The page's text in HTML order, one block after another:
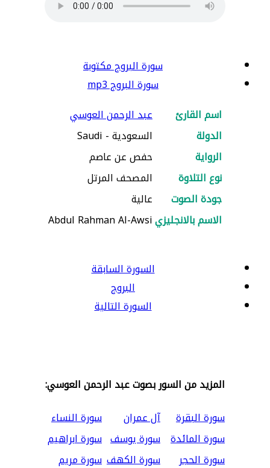
سورة البروج مكتوبة
سورة البروج mp3
اسم القارئ
عبد الرحمن العوسي
الدولة
السعودية - Saudi
الرواية
حفص عن عاصم
نوع التلاوة
المصحف المرتل
جودة الصوت
عالية
الاسم بالانجليزيAbdul Rahman Al-Awsi
السورة السابقة
البروج
السورة التالية
المزيد من السور بصوت عبد الرحمن العوسي:
سورة البقرة
آل عمران
سورة النساء
سورة المائدة سورة يوسف سورة ابراهيم
سورة الحجر
سورة الكهف سورة مريم